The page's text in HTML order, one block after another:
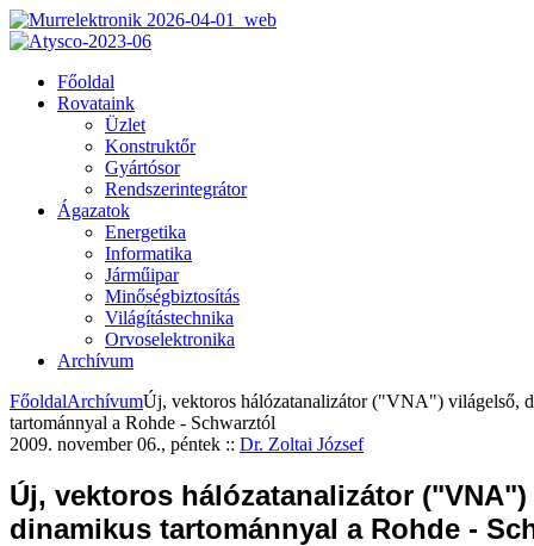
Főoldal
Rovataink
Üzlet
Konstruktőr
Gyártósor
Rendszerintegrátor
Ágazatok
Energetika
Informatika
Járműipar
Minőségbiztosítás
Világítástechnika
Orvoselektronika
Archívum
FőoldalArchívumÚj, vektoros hálózatanalizátor ("VNA") világelső,
tartománnyal a Rohde - Schwarztól
2009. november 06., péntek :: Dr. Zoltai József
Új, vektoros hálózatanalizátor
dinamikus tartománnyal a Rohde -